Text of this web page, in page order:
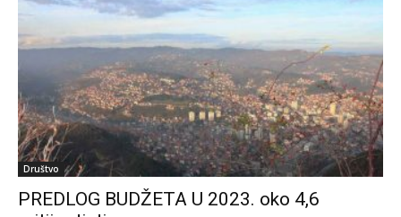
Društvo
PREDLOG BUDŽETA U 2023. oko 4,6